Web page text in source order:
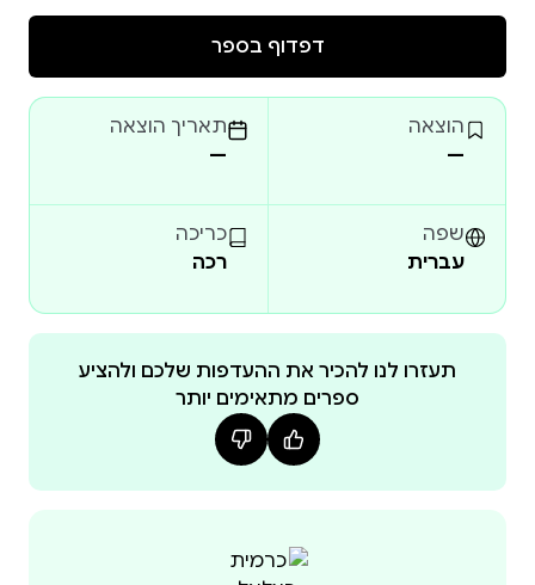
דפדוף בספר
הוצאה
—
תאריך הוצאה
—
שפה
עברית
כריכה
רכה
תעזרו לנו להכיר את ההעדפות שלכם ולהציע
ספרים מתאימים יותר